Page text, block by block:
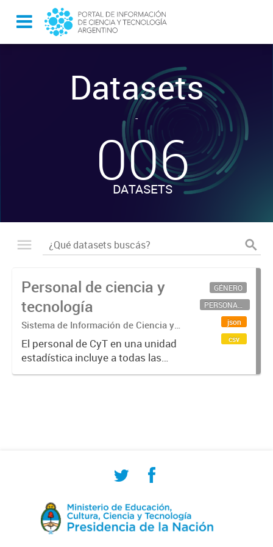
Datasets
-
006
DATASETS
Personal de ciencia y
tecnología
Sistema de Información de Ciencia y
Tecnología Argentino (SICYTAR)
El personal de CyT en una unidad
estadística incluye a todas las
personas involucradas
GÉNERO
PERSONAL CIENTÍFICO-TECNOLÓGICO
json
csv